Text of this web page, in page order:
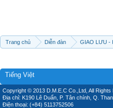
Trang chủ Diễn đàn GIAO LƯU -
Tiếng Việt
Copyright © 2013 D.M.E.C Co.,Ltd, All Rights
Địa chỉ: K190 Lê Duẩn, P. Tân chính, Q.
Điện thoại: (+84) 5113752506